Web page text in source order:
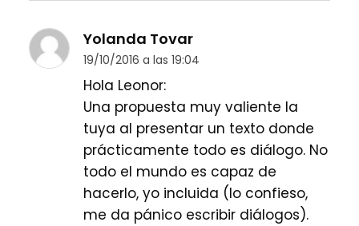
Yolanda Tovar
19/10/2016 a las 19:04
Hola Leonor:
Una propuesta muy valiente la
tuya al presentar un texto donde
prácticamente todo es diálogo. No
todo el mundo es capaz de
hacerlo, yo incluida (lo confieso,
me da pánico escribir diálogos).